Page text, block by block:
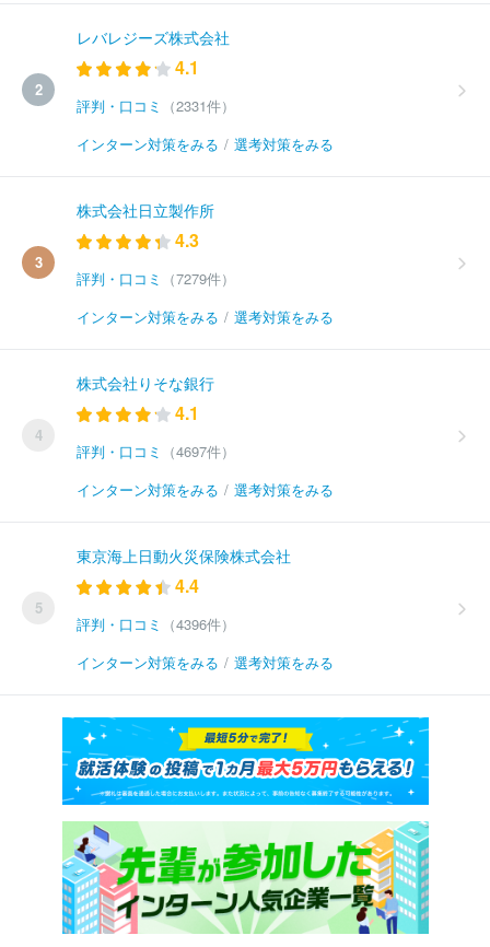
2
レバレジーズ株式会社
4.1
評判・口コミ
（2331件）
インターン対策をみる / 選考対策をみる
3
株式会社日立製作所
4.3
評判・口コミ
（7279件）
インターン対策をみる / 選考対策をみる
4
株式会社りそな銀行
4.1
評判・口コミ
（4697件）
インターン対策をみる / 選考対策をみる
5
東京海上日動火災保険株式会社
4.4
評判・口コミ
（4396件）
インターン対策をみる / 選考対策をみる